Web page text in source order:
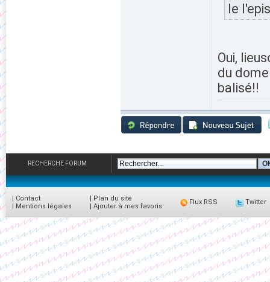
le
Oui,
du
balisé!!
RECHERCHE FORUM
| Contact
| Mentions légales
| Plan du site
| Ajouter à mes favoris
Flux RSS Twitter